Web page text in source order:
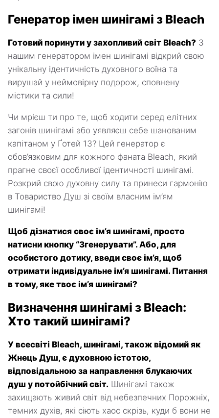
Генератор імен шинігамі з Bleach
Готовий поринути у захопливий світ Bleach? З
нашим генератором імен шинігамі відкрий свою
унікальну ідентичність духовного воїна та
вирушай у неймовірну подорож, сповнену
містики та сили!
Чи мрієш ти про те, щоб ходити серед елітних
загонів шинігамі або уявляєш себе шанованим
капітаном у Ґотей 13? Цей генератор є
обов’язковим для кожного фаната Bleach, який
прагне своєї особливої ідентичності шинігамі.
Розкрий свою духовну силу та принеси гармонію
в Товариство Душ зі своїм власним ім’ям
шинігамі!
Щоб дізнатися своє ім’я шинігамі, просто
натисни кнопку “Згенерувати”. Або, для
особистого дотику, введи своє ім’я, щоб
отримати індивідуальне ім’я шинігамі. Питання
в тому, яке твоє ім’я шинігамі?
Визначення шинігамі з Bleach:
Хто такий шинігамі?
У всесвіті Bleach, шинігамі, також відомий як
Жнець Душ, є духовною істотою,
відповідальною за направлення блукаючих
душ у потойбічний світ. Шинігамі також
захищають живий світ від небезпечних Порожніх,
темних духів, які сіють хаос скрізь, куди б вони не